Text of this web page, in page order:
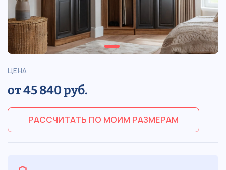
ЦЕНА
от 45 840 руб.
РАССЧИТАТЬ ПО МОИМ РАЗМЕРАМ